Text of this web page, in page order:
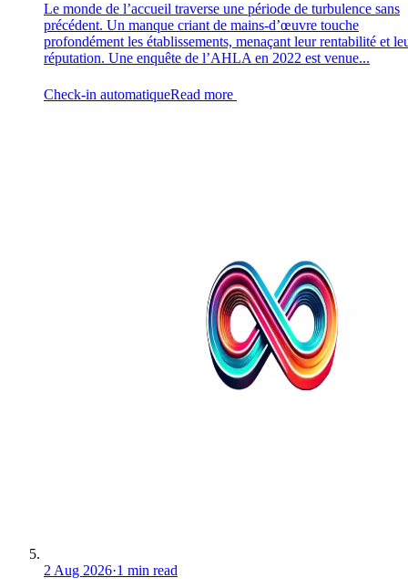
Le monde de l’accueil traverse une période de turbulence sans
précédent. Un manque criant de mains-d’œuvre touche
profondément les établissements, menaçant leur rentabilité et
réputation. Une enquête de l’AHLA en 2022 est venue...
Check-in automatiqueRead more
2 Aug 2026·1 min read